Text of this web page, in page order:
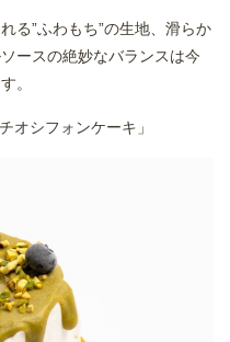
る”ふわもち”の生地、滑らか
ースの絶妙なバランスは今
。
オシフォンケーキ」